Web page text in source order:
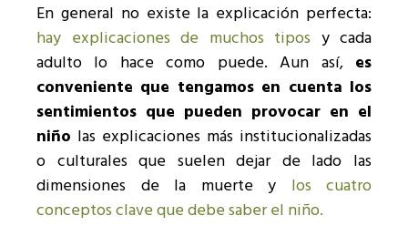
En general no existe la explicación perfecta:
hay explicaciones de muchos tipos y cada
adulto lo hace como puede. Aun así, es
conveniente que tengamos en cuenta los
sentimientos que pueden provocar en el
niño las explicaciones más institucionalizadas
o culturales que suelen dejar de lado las
dimensiones de la muerte y los cuatro
conceptos clave que debe saber el niño.